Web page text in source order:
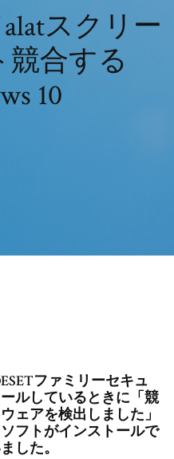
スクリー
合する
10
ファミリーセキュ
ルしているときに「競
ェアを検出しました」
フトがインストールで
した。